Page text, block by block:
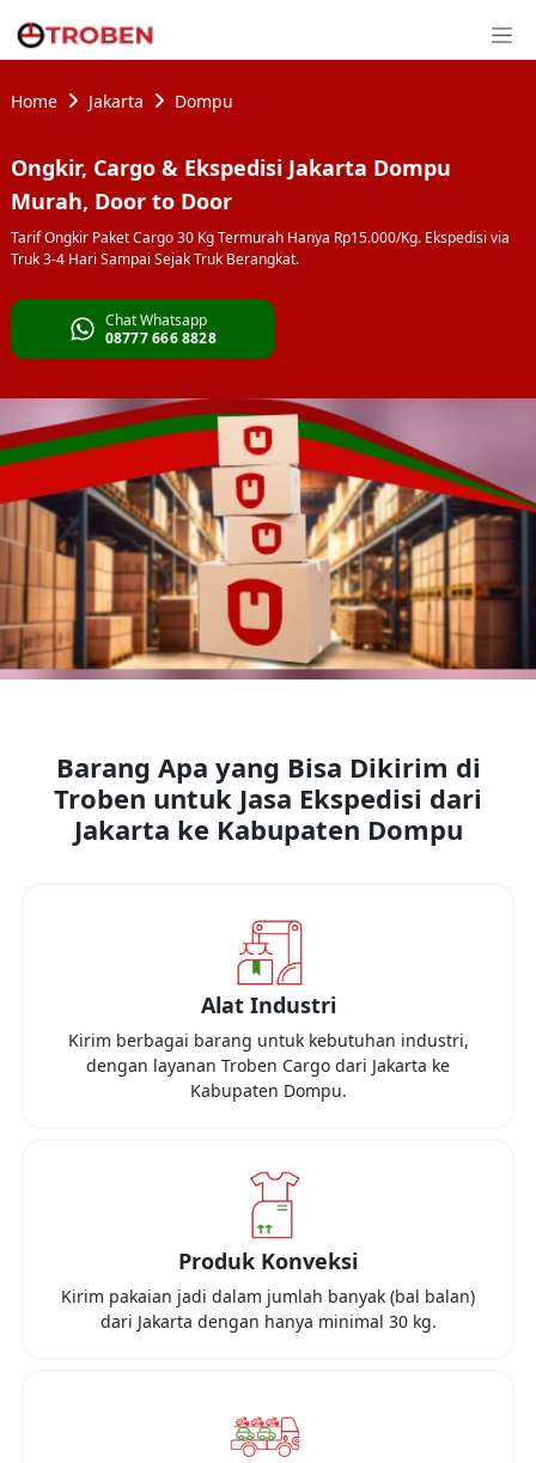
Home Jakarta Dompu
Ongkir, Cargo & Ekspedisi Jakarta Dompu
Murah, Door to Door
Tarif Ongkir Paket Cargo 30 Kg Termurah Hanya Rp15.000/Kg. Ekspedisi via
Truk 3-4 Hari Sampai Sejak Truk Berangkat.
Chat Whatsapp
08777 666 8828
Barang Apa yang Bisa Dikirim di
Troben untuk Jasa Ekspedisi dari
Jakarta ke Kabupaten Dompu
Alat Industri
Kirim berbagai barang untuk kebutuhan industri,
dengan layanan Troben Cargo dari Jakarta ke
Kabupaten Dompu.
Produk Konveksi
Kirim pakaian jadi dalam jumlah banyak (bal balan)
dari Jakarta dengan hanya minimal 30 kg.